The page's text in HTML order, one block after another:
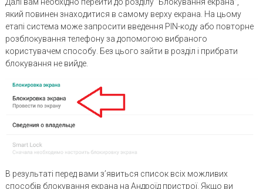
який повинен знаходитися в самому верху екрана. На цьому
етапі система може запросити введення PIN-коду або повторне
розблокування телефону за допомогою вибраного
користувачем способу. Без цього зайти в розділ і прибрати
блокування не вийде.
В результаті перед вами з’явиться список всіх можливих
способів блокування екрана на Андроїд пристрої. Якщо ви